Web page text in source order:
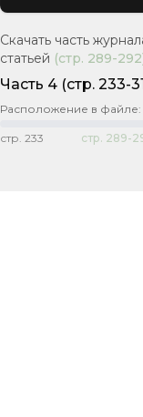
Скачать часть
статьей (стр. 289-292
Часть 4 (стр. 233-
Расположение в файле:
стр. 233 стр. 289-